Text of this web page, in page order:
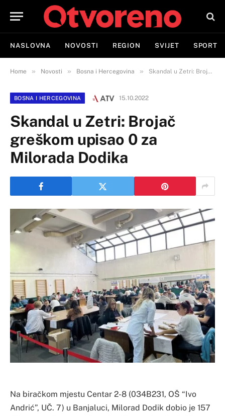
NASLOVNA NOVOSTI REGION SVIJET SPORT
Home » Novosti » Bosna i Hercegovina » Skandal u Zetri: Brojač greškom upisao 0 za Milorada Dodika
BOSNA I HERCEGOVINA 15.10.2022
Skandal u Zetri: Brojač
greškom upisao 0 za
Milorada Dodika
Na biračkom mjestu Centar 2-8 (034B231, OŠ “Ivo
Andrić”, UČ. 7) u Banjaluci, Milorad Dodik dobio je 157